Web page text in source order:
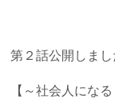
第２話公開しまし
【～社会人にな